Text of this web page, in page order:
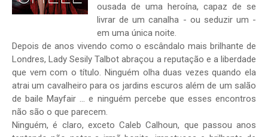
ousada de uma heroína, capaz de se
livrar de um canalha - ou seduzir um -
em uma única noite.
Depois de anos vivendo como o escândalo mais brilhante de
Londres, Lady Sesily Talbot abraçou a reputação e a liberdade
que vem com o título. Ninguém olha duas vezes quando ela
atrai um cavalheiro para os jardins escuros além de um salão
de baile Mayfair ... e ninguém percebe que esses encontros
não são o que parecem.
Ninguém, é claro, exceto Caleb Calhoun, que passou anos